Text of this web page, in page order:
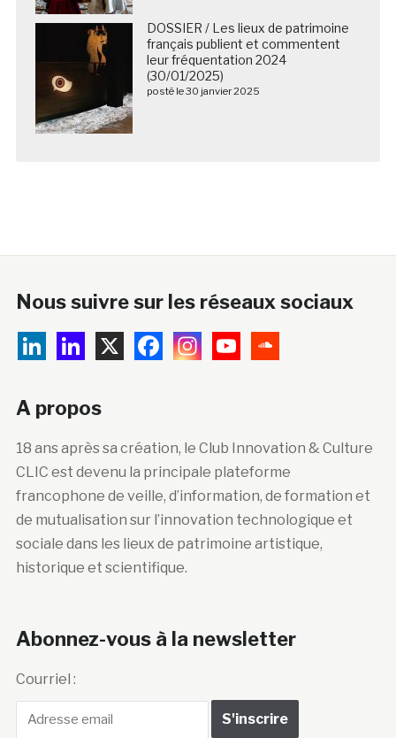
DOSSIER / Les lieux de patrimoine
français publient et commentent
leur fréquentation 2024
(30/01/2025)
posté le 30 janvier 2025
Nous suivre sur les réseaux sociaux
A propos
18 ans après sa création, le Club Innovation & Culture
CLIC est devenu la principale plateforme
francophone de veille, d’information, de formation et
de mutualisation sur l’innovation technologique et
sociale dans les lieux de patrimoine artistique,
historique et scientifique.
Abonnez-vous à la newsletter
Courriel :